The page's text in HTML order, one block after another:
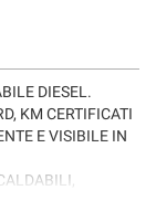
DIESEL.
KM CERTIFICATI
E VISIBILE IN